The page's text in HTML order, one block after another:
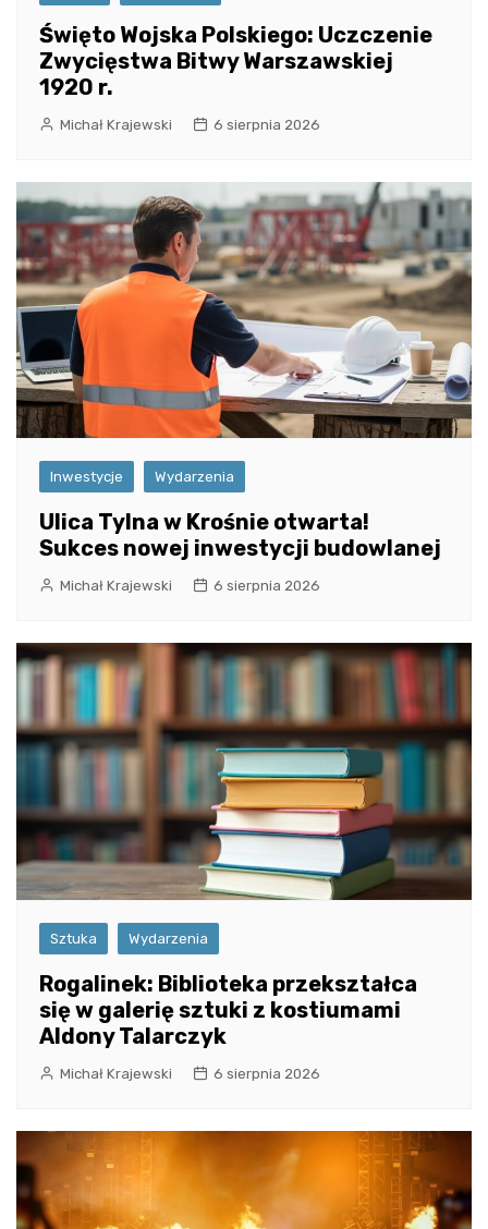
Święto Wojska Polskiego: Uczczenie
Zwycięstwa Bitwy Warszawskiej
1920 r.
Michał Krajewski 6 sierpnia 2026
Inwestycje Wydarzenia
Ulica Tylna w Krośnie otwarta!
Sukces nowej inwestycji budowlanej
Michał Krajewski 6 sierpnia 2026
Sztuka Wydarzenia
Rogalinek: Biblioteka przekształca
się w galerię sztuki z kostiumami
Aldony Talarczyk
Michał Krajewski 6 sierpnia 2026